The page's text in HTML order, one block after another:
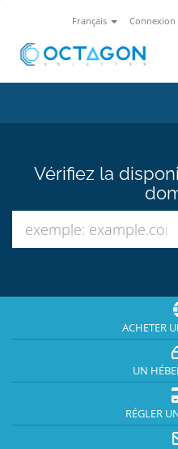
Français Connexion
Vérifiez la
ACHETER
UN
RÉGLER